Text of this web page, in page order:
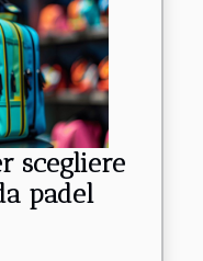
scegliere
padel